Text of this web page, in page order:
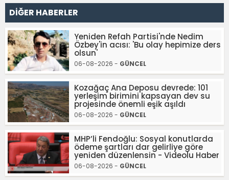
DİĞER HABERLER
Yeniden Refah Partisi'nde Nedim
Özbey'in acısı: 'Bu olay hepimize ders
olsun'
06-08-2026 - GÜNCEL
Kozağaç Ana Deposu devrede: 101
yerleşim birimini kapsayan dev su
projesinde önemli eşik aşıldı
06-08-2026 - GÜNCEL
MHP’li Fendoğlu: Sosyal konutlarda
ödeme şartları dar gelirliye göre
yeniden düzenlensin - Videolu Haber
06-08-2026 - GÜNCEL